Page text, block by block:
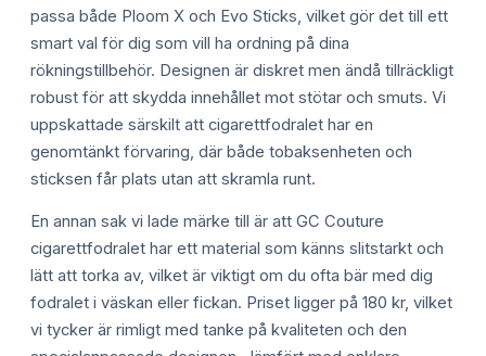
passa både Ploom X och Evo Sticks, vilket gör det till ett
smart val för dig som vill ha ordning på dina
rökningstillbehör. Designen är diskret men ändå tillräckligt
robust för att skydda innehållet mot stötar och smuts. Vi
uppskattade särskilt att cigarettfodralet har en
genomtänkt förvaring, där både tobaksenheten och
sticksen får plats utan att skramla runt.
En annan sak vi lade märke till är att GC Couture
cigarettfodralet har ett material som känns slitstarkt och
lätt att torka av, vilket är viktigt om du ofta bär med dig
fodralet i väskan eller fickan. Priset ligger på 180 kr, vilket
vi tycker är rimligt med tanke på kvaliteten och den